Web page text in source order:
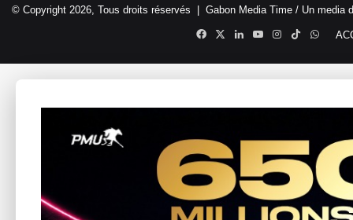
© Copyright 2026, Tous droits réservés | Gabon Media Time / Un media
Facebook
X LinkedinYouTubeInstagram
TikTok